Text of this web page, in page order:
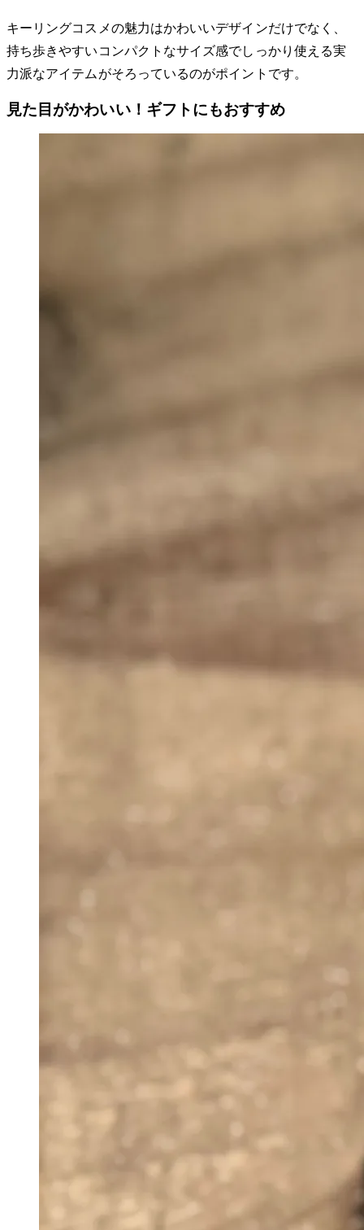
キーリングコスメの魅力はかわいいデザインだけでなく、
持ち歩きやすいコンパクトなサイズ感でしっかり使える実
力派なアイテムがそろっているのがポイントです。
見た目がかわいい！ギフトにもおすすめ